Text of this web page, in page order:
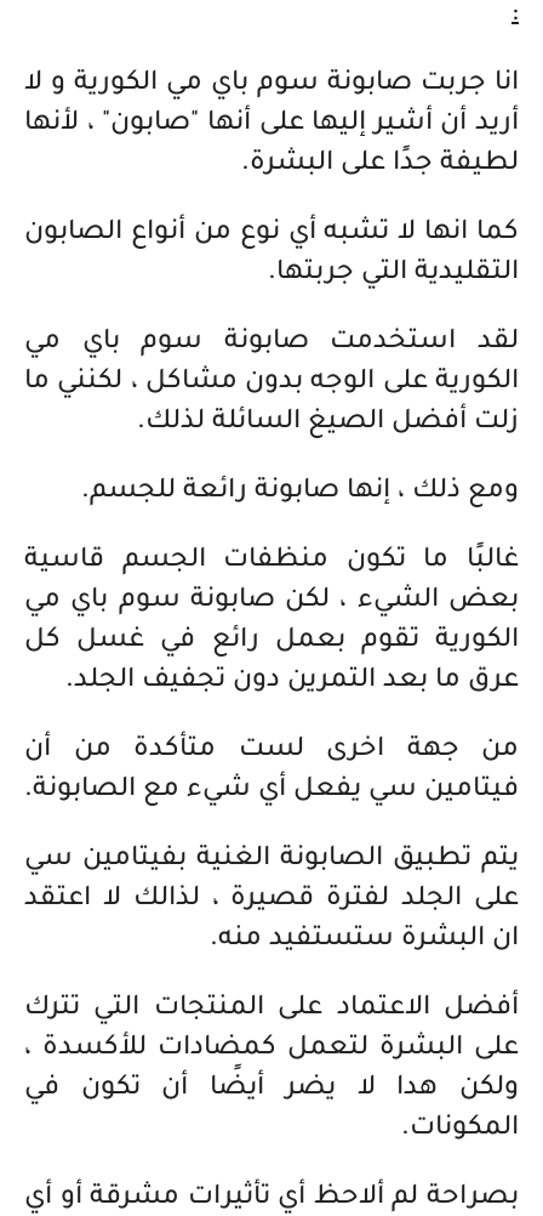
:
انا جربت صابونة سوم باي مي الكورية و لا
أريد أن أشير إليها على أنها "صابون" ، لأنها
لطيفة جدًا على البشرة.
كما انها لا تشبه أي نوع من أنواع الصابون
التقليدية التي جربتها.
لقد استخدمت صابونة سوم باي مي
الكورية على الوجه بدون مشاكل ، لكنني ما
زلت أفضل الصيغ السائلة لذلك.
ومع ذلك ، إنها صابونة رائعة للجسم.
غالبًا ما تكون منظفات الجسم قاسية
بعض الشيء ، لكن صابونة سوم باي مي
الكورية تقوم بعمل رائع في غسل كل
عرق ما بعد التمرين دون تجفيف الجلد.
من جهة اخرى لست متأكدة من أن
فيتامين سي يفعل أي شيء مع الصابونة.
يتم تطبيق الصابونة الغنية بفيتامين سي
على الجلد لفترة قصيرة ، لذالك لا اعتقد
ان البشرة ستستفيد منه.
أفضل الاعتماد على المنتجات التي تترك
على البشرة لتعمل كمضادات للأكسدة ،
ولكن هدا لا يضر أيضًا أن تكون في
المكونات.
بصراحة لم ألاحظ أي تأثيرات مشرقة أو أي